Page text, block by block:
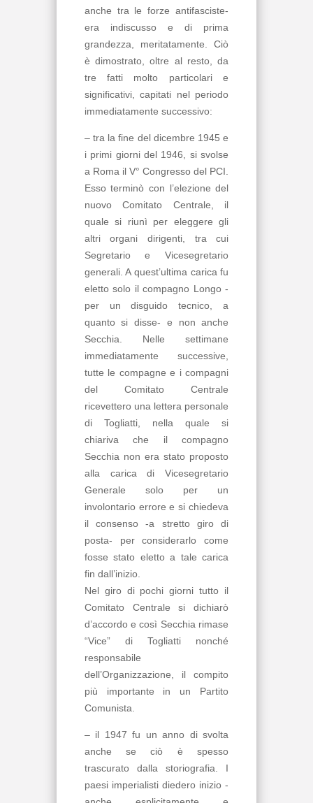
anche tra le forze antifasciste-
era indiscusso e di prima
grandezza, meritatamente. Ciò
è dimostrato, oltre al resto, da
tre fatti molto particolari e
significativi, capitati nel periodo
immediatamente successivo:
– tra la fine del dicembre 1945 e
i primi giorni del 1946, si svolse
a Roma il V° Congresso del PCI.
Esso terminò con l’elezione del
nuovo Comitato Centrale, il
quale si riunì per eleggere gli
altri organi dirigenti, tra cui
Segretario e Vicesegretario
generali. A quest’ultima carica fu
eletto solo il compagno Longo -
per un disguido tecnico, a
quanto si disse- e non anche
Secchia. Nelle settimane
immediatamente successive,
tutte le compagne e i compagni
del Comitato Centrale
ricevettero una lettera personale
di Togliatti, nella quale si
chiariva che il compagno
Secchia non era stato proposto
alla carica di Vicesegretario
Generale solo per un
involontario errore e si chiedeva
il consenso -a stretto giro di
posta- per considerarlo come
fosse stato eletto a tale carica
fin dall’inizio.
Nel giro di pochi giorni tutto il
Comitato Centrale si dichiarò
d’accordo e così Secchia rimase
“Vice” di Togliatti nonché
responsabile
dell’Organizzazione, il compito
più importante in un Partito
Comunista.
– il 1947 fu un anno di svolta
anche se ciò è spesso
trascurato dalla storiografia. I
paesi imperialisti diedero inizio -